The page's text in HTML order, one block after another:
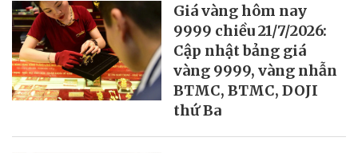
Giá vàng hôm nay
9999 chiều 21/7/2026:
Cập nhật bảng giá
vàng 9999, vàng nhẫn
BTMC, BTMC, DOJI
thứ Ba